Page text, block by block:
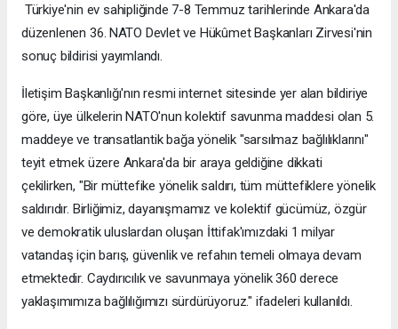
Türkiye'nin ev sahipliğinde 7-8 Temmuz tarihlerinde Ankara'da
düzenlenen 36.⁠ ⁠NATO Devlet ve Hükûmet Başkanları Zirvesi'nin
sonuç bildirisi yayımlandı.
İletişim Başkanlığı'nın resmi internet sitesinde yer alan bildiriye
göre, üye ülkelerin NATO'nun kolektif savunma maddesi olan 5.
maddeye ve transatlantik bağa yönelik "sarsılmaz bağlılıklarını"
teyit etmek üzere Ankara'da bir araya geldiğine dikkati
çekilirken, "Bir müttefike yönelik saldırı, tüm müttefiklere yönelik
saldırıdır. Birliğimiz, dayanışmamız ve kolektif gücümüz, özgür
ve demokratik uluslardan oluşan İttifak'ımızdaki 1 milyar
vatandaş için barış, güvenlik ve refahın temeli olmaya devam
etmektedir. Caydırıcılık ve savunmaya yönelik 360 derece
yaklaşımımıza bağlılığımızı sürdürüyoruz." ifadeleri kullanıldı.